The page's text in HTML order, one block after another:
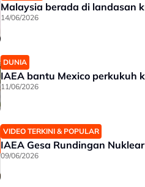
Malaysia berada di landasan
14/06/2026
DUNIA
IAEA bantu Mexico perkukuh
11/06/2026
VIDEO TERKINI & POPULAR
IAEA Gesa Rundingan
09/06/2026